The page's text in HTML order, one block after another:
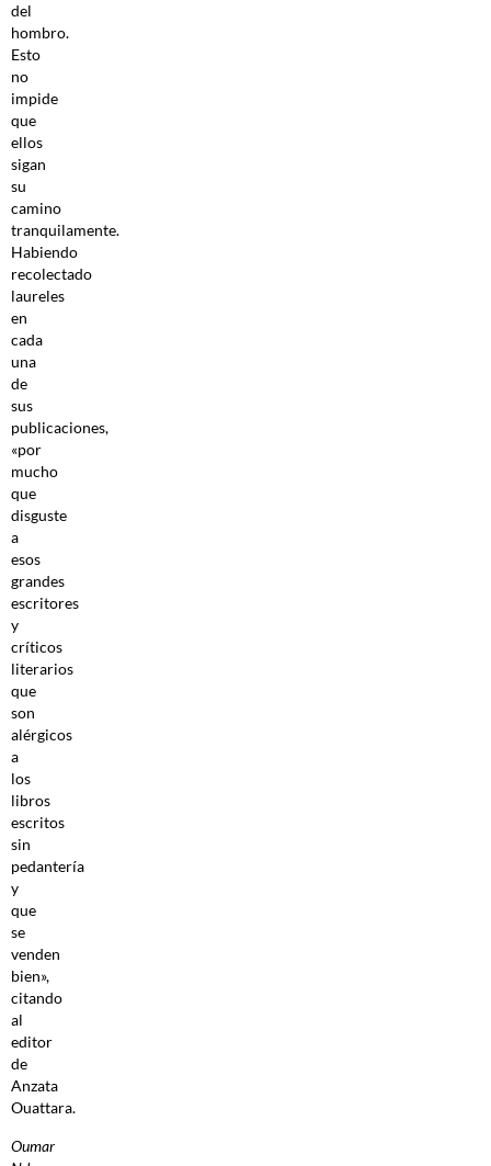
del
hombro.
Esto
no
impide
que
ellos
sigan
su
camino
tranquilamente.
Habiendo
recolectado
laureles
en
cada
una
de
sus
publicaciones,
«por
mucho
que
disguste
a
esos
grandes
escritores
y
críticos
literarios
que
son
alérgicos
a
los
libros
escritos
sin
pedantería
y
que
se
venden
bien»,
citando
al
editor
de
Anzata
Ouattara.
Oumar